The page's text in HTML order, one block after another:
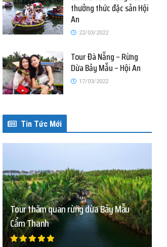
thưởng thức đặc sản Hội
An
22/03/2022
Tour Đà Nẵng – Rừng
Dừa Bảy Mẫu – Hội An
17/03/2022
Tin Tức Mới
Tour thăm quan rừng dừa Bảy Mẫu
Cẩm Thanh